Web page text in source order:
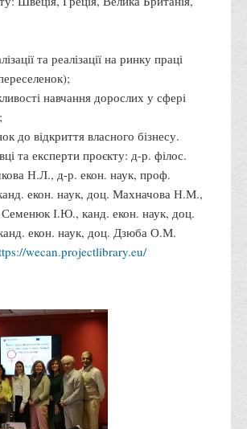
випробувань
тестів єдиного вступного фахового
для вступу для здобуття ступеня магістра на
НРК7
вступних випробувань
10 порад вступникам
самоврядування
туристичний клуб "Way to Freedom"
наукове товариство «ВАТРА»
та друзів
2020-2026 років
минулих років
та реалізації на ринку праці
навчання дорослих у сфері
до відкриття власного бізнесу.
та експерти проєкту: д-р. філос.
Н.Л., д-р. екон. наук, проф.
екон. наук, доц. Махначова Н.М.,
Семенюк І.Ю., канд. екон. наук, доц.
екон. наук, доц. Дзюба О.М.
wecan.projectlibrary.eu/